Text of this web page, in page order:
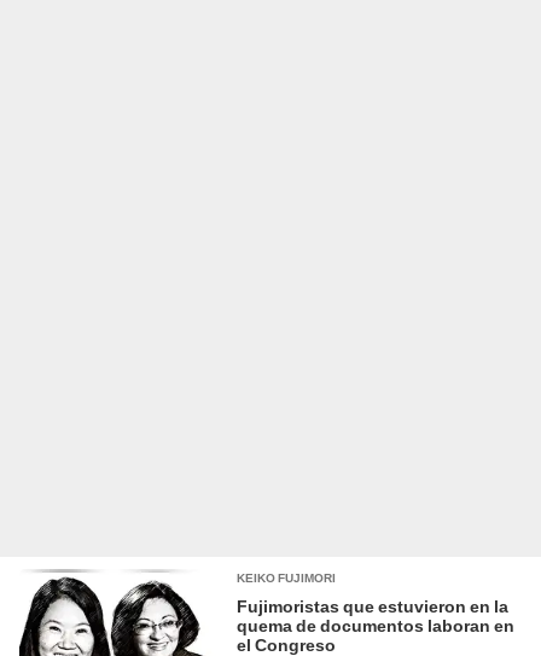
KEIKO FUJIMORI
Fujimoristas que estuvieron en la
quema de documentos laboran en
el Congreso